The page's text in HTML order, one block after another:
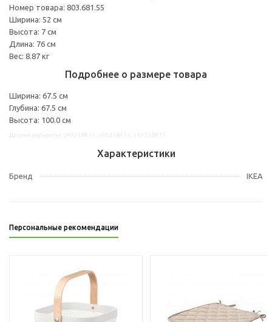
Номер товара: 803.681.55
Ширина: 52 см
Высота: 7 см
Длина: 76 см
Вес: 8.87 кг
Подробнее о размере товара
Ширина: 67.5 см
Глубина: 67.5 см
Высота: 100.0 см
Характеристики
Бренд IKEA
Персональные рекомендации